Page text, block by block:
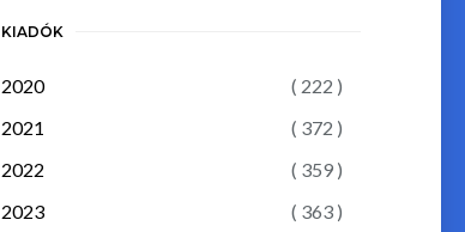
KIADÓK
2020
( 222 )
2021
( 372 )
2022
( 359 )
2023
( 363 )